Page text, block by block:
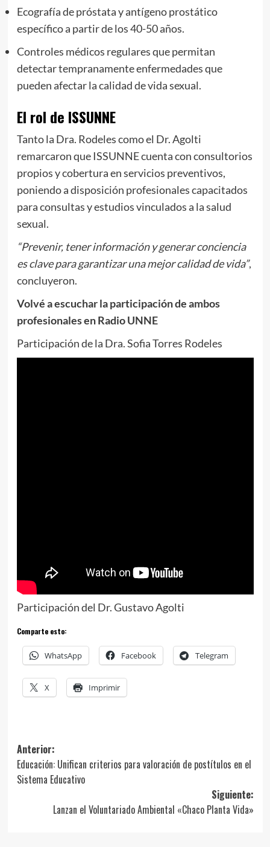
Ecografía de próstata y antígeno prostático
específico a partir de los 40-50 años.
Controles médicos regulares que permitan
detectar tempranamente enfermedades que
pueden afectar la calidad de vida sexual.
El rol de ISSUNNE
Tanto la Dra. Rodeles como el Dr. Agolti
remarcaron que ISSUNNE cuenta con consultorios
propios y cobertura en servicios preventivos,
poniendo a disposición profesionales capacitados
para consultas y estudios vinculados a la salud
sexual.
“Prevenir, tener información y generar conciencia
es clave para garantizar una mejor calidad de vida”,
concluyeron.
Volvé a escuchar la participación de ambos
profesionales en Radio UNNE
Participación de la Dra. Sofia Torres Rodeles
Participación del Dr. Gustavo Agolti
Comparte esto:
WhatsApp Facebook Telegram
X Imprimir
Navegación
de
entradas
Anterior:
Educación: Unifican criterios para valoración de postítulos en el
Sistema Educativo
Siguiente:
Lanzan el Voluntariado Ambiental «Chaco Planta Vida»